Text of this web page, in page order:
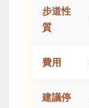
步道性
質
費用
建議停